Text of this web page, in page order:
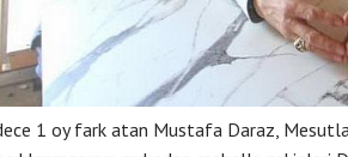
1 oy fark atan Mustafa Daraz,